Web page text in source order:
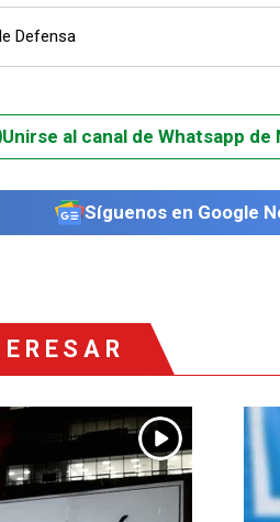
Defensa
Unirse al canal de Whatsapp de
Síguenos en Google